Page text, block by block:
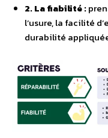
2. La fiabilité :
l’usure, la facilité
durabilité